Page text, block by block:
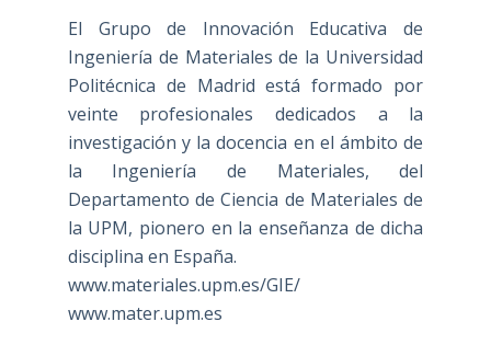
El Grupo de Innovación Educativa de
Ingeniería de Materiales de la Universidad
Politécnica de Madrid está formado por
veinte profesionales dedicados a la
investigación y la docencia en el ámbito de
la Ingeniería de Materiales, del
Departamento de Ciencia de Materiales de
la UPM, pionero en la enseñanza de dicha
disciplina en España.
www.materiales.upm.es/GIE/
www.mater.upm.es